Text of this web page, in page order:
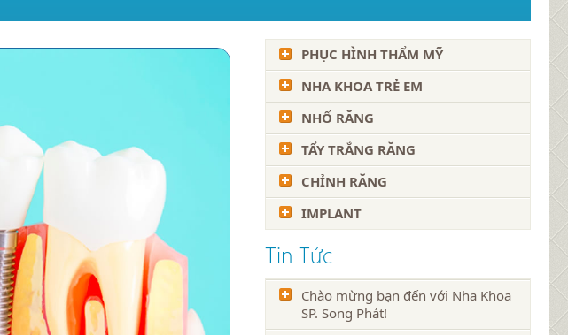
PHỤC HÌNH THẨM MỸ
NHA KHOA TRẺ EM
NHỔ RĂNG
TẨY TRẮNG RĂNG
CHỈNH RĂNG
IMPLANT
Tin Tức
Chào mừng bạn đến với Nha Khoa
SP. Song Phát!